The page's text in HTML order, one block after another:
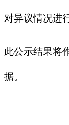
对异议情况进
此公示结果将
据。